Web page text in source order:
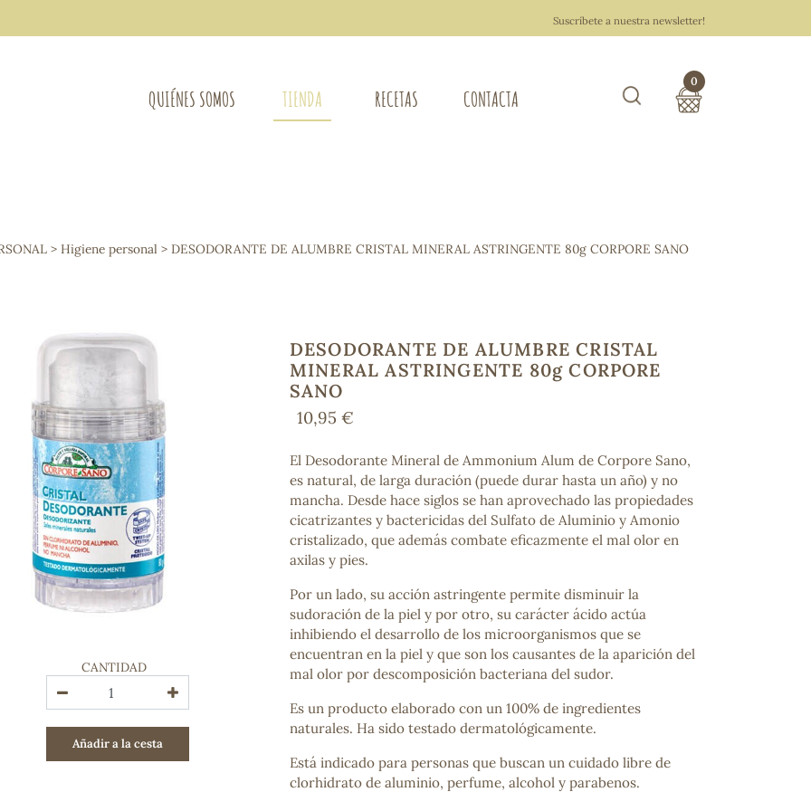
Suscríbete a nuestra newsletter!
QUIÉNES SOMOS TIENDA
Osteo-articular
Mujer
Control de peso
Extracto de plantas
Ácidos Grasos
Depurativos
Bienestar emocional
Jalea Real
Memoria
Hierro
Deporte
Digestivos
Circulatorio, colesterol y glucosa
Superalimentos
Proteína
Energía
Antioxidantes
COSMÉTICA E HIGIENE PERSONAL
Cremas, lociones y aceites corporales
Hombre
Higiene personal
Labiales
RECETAS CONTACTA
0
> Higiene personal > DESODORANTE DE ALUMBRE CRISTAL MINERAL ASTRINGENTE 80g CORPORE SANO
CANTIDAD
Añadir a la cesta
DESODORANTE DE ALUMBRE CRISTAL
MINERAL ASTRINGENTE 80g CORPORE
SANO
10,95 €
El Desodorante Mineral de Ammonium Alum de Corpore Sano,
es natural, de larga duración (puede durar hasta un año) y no
mancha. Desde hace siglos se han aprovechado las propiedades
cicatrizantes y bactericidas del Sulfato de Aluminio y Amonio
cristalizado, que además combate eficazmente el mal olor en
axilas y pies.
Por un lado, su acción astringente permite disminuir la
sudoración de la piel y por otro, su carácter ácido actúa
inhibiendo el desarrollo de los microorganismos que se
encuentran en la piel y que son los causantes de la aparición del
mal olor por descomposición bacteriana del sudor.
Es un producto elaborado con un 100% de ingredientes
naturales. Ha sido testado dermatológicamente.
Está indicado para personas que buscan un cuidado libre de
clorhidrato de aluminio, perfume, alcohol y parabenos.